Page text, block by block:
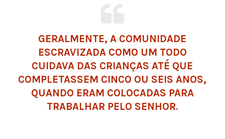
GERALMENTE, A COMUNIDADE
ESCRAVIZADA COMO UM TODO
CUIDAVA DAS CRIANÇAS ATÉ QUE
COMPLETASSEM CINCO OU SEIS ANOS,
QUANDO ERAM COLOCADAS PARA
TRABALHAR PELO SENHOR.